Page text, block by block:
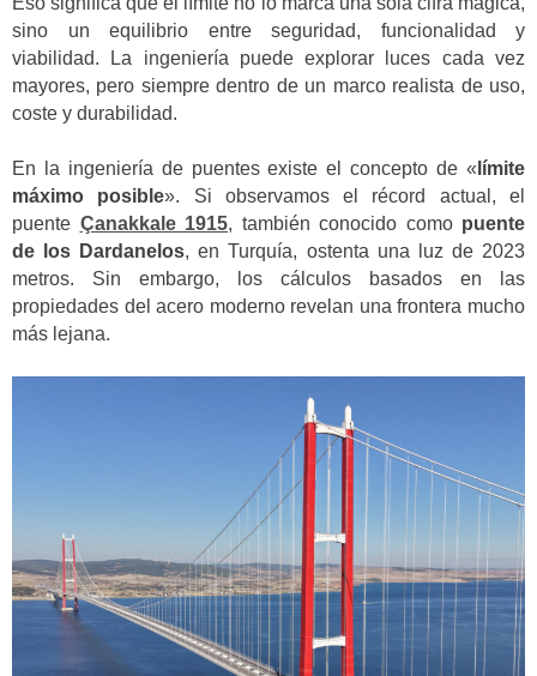
sino un equilibrio entre seguridad, funcionalidad y
viabilidad. La ingeniería puede explorar luces cada vez
mayores, pero siempre dentro de un marco realista de uso,
coste y durabilidad.
En la ingeniería de puentes existe el concepto de « límite
máximo posible». Si observamos el récord actual, el
puente Çanakkale 1915, también conocido como puente
de los Dardanelos, en Turquía, ostenta una luz de 2023
metros. Sin embargo, los cálculos basados en las
propiedades del acero moderno revelan una frontera mucho
más lejana.